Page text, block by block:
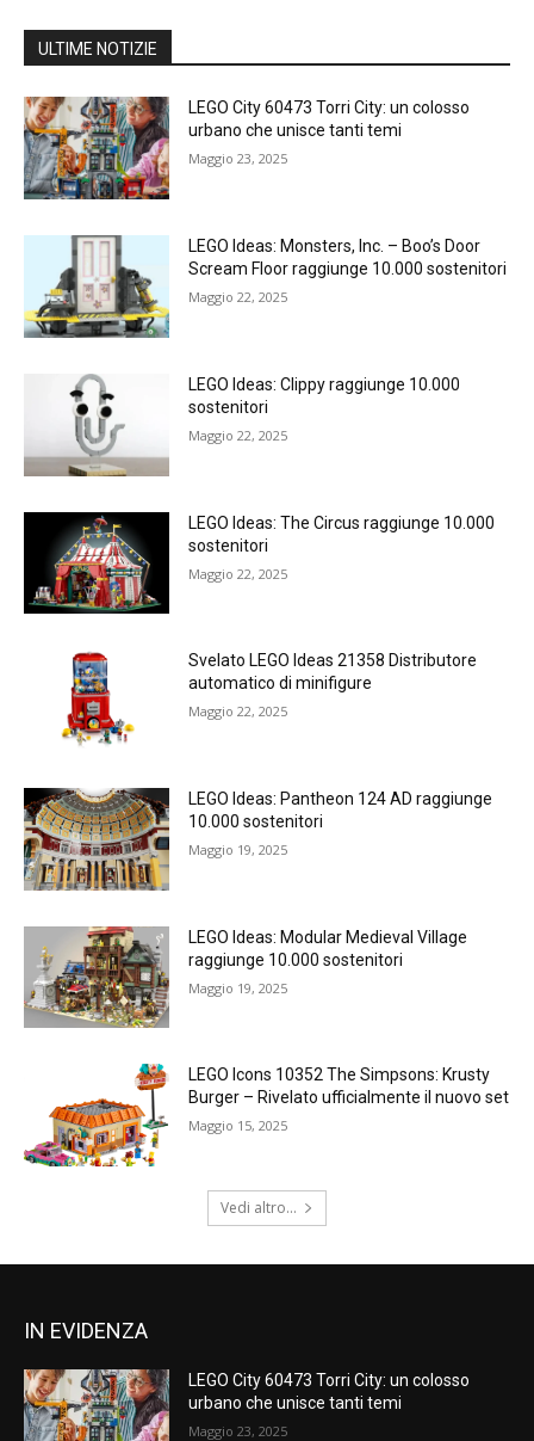
ULTIME NOTIZIE
LEGO City 60473 Torri City: un colosso
urbano che unisce tanti temi
Maggio 23, 2025
LEGO Ideas: Monsters, Inc. – Boo’s Door
Scream Floor raggiunge 10.000 sostenitori
Maggio 22, 2025
LEGO Ideas: Clippy raggiunge 10.000
sostenitori
Maggio 22, 2025
LEGO Ideas: The Circus raggiunge 10.000
sostenitori
Maggio 22, 2025
Svelato LEGO Ideas 21358 Distributore
automatico di minifigure
Maggio 22, 2025
LEGO Ideas: Pantheon 124 AD raggiunge
10.000 sostenitori
Maggio 19, 2025
LEGO Ideas: Modular Medieval Village
raggiunge 10.000 sostenitori
Maggio 19, 2025
LEGO Icons 10352 The Simpsons: Krusty
Burger – Rivelato ufficialmente il nuovo set
Maggio 15, 2025
Vedi altro...
IN EVIDENZA
LEGO City 60473 Torri City: un colosso
urbano che unisce tanti temi
Maggio 23, 2025